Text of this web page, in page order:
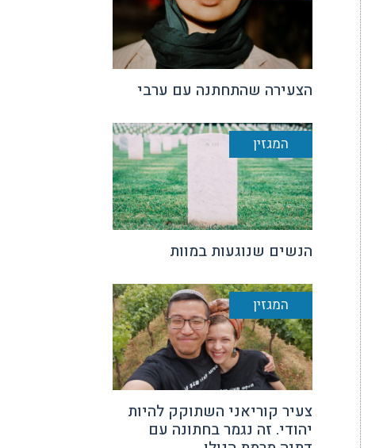
הצעירה שהתחתנה עם ערבי
המגזין
הנשים שנוגעות במוות
המגזין
צעיר קוריאני השתוקק להיות
יהודי. זה נגמר בחתונה עם